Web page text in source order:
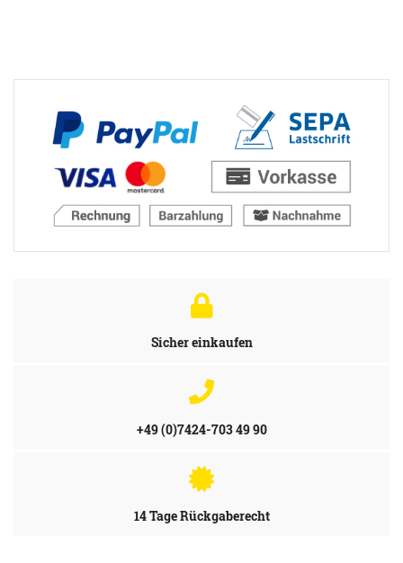
Sicher einkaufen
+49 (0)7424-703 49 90
14 Tage Rückgaberecht